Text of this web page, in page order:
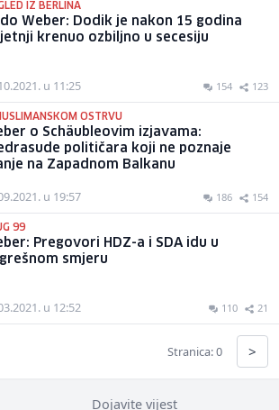
IZ BERLINA
Weber: Dodik je nakon 15 godina
krenuo ozbiljno u secesiju
u 11:25 154 123
OSTRVU
o Schäubleovim izjavama:
političara koji ne poznaje
na Zapadnom Balkanu
u 19:57 186 154
99
Pregovori HDZ-a i SDA idu u
smjeru
u 12:52 110 21
Stranica: 0 >
Dojavite vijest